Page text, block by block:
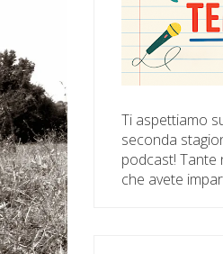
Ti aspettiamo
seconda
podcast! Tante
che avete